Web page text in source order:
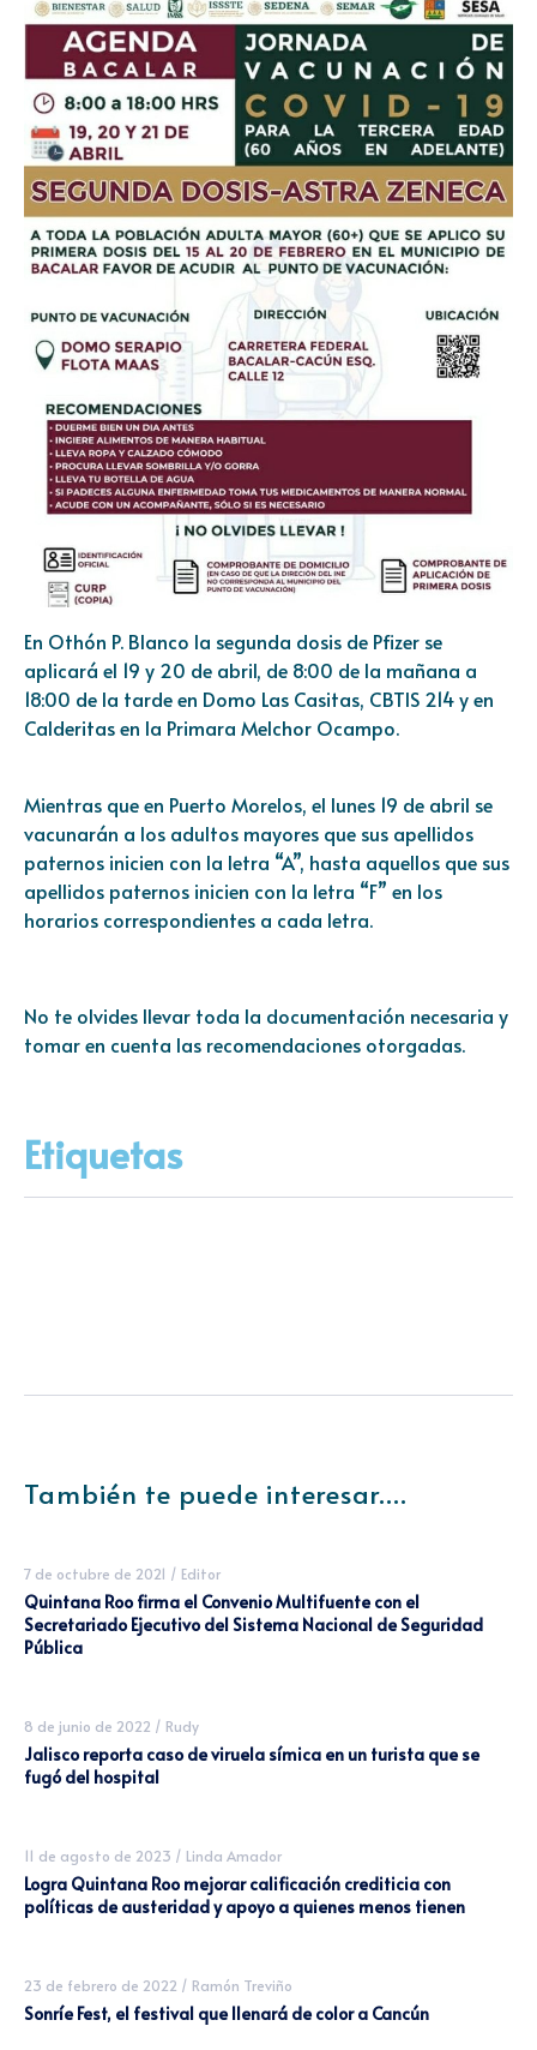
En Othón P. Blanco la segunda dosis de Pfizer se
aplicará el 19 y 20 de abril, de 8:00 de la mañana a
18:00 de la tarde en Domo Las Casitas, CBTIS 214 y en
Calderitas en la Primara Melchor Ocampo.
Mientras que en Puerto Morelos, el lunes 19 de abril se
vacunarán a los adultos mayores que sus apellidos
paternos inicien con la letra “A”, hasta aquellos que sus
apellidos paternos inicien con la letra “F” en los
horarios correspondientes a cada letra.
No te olvides llevar toda la documentación necesaria y
tomar en cuenta las recomendaciones otorgadas.
Etiquetas
También te puede interesar....
7 de octubre de 2021 / Editor
Quintana Roo firma el Convenio Multifuente con el
Secretariado Ejecutivo del Sistema Nacional de Seguridad
Pública
8 de junio de 2022 / Rudy
Jalisco reporta caso de viruela símica en un turista que se
fugó del hospital
11 de agosto de 2023 / Linda Amador
Logra Quintana Roo mejorar calificación crediticia con
políticas de austeridad y apoyo a quienes menos tienen
23 de febrero de 2022 / Ramón Treviño
Sonríe Fest, el festival que llenará de color a Cancún